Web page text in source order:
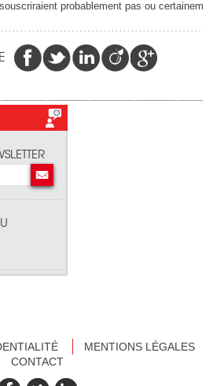
probablement pas ou
MENTIONS LÉGALES
CONTACT